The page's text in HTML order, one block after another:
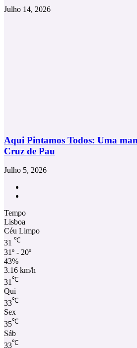
Julho 14, 2026
Aqui Pintamos Todos: Uma
Cruz de Pau
Julho 5, 2026
Tempo
Lisboa
Céu Limpo
31 ℃
31º - 20º
43%
3.16 km/h
31 ℃
Qui
33℃
Sex
35℃
Sáb
33℃